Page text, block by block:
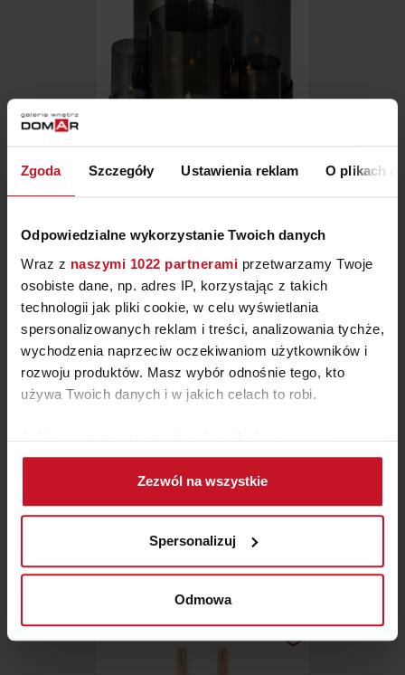
Zgoda Szczegóły Ustawienia reklam O plikach
Odpowiedzialne wykorzystanie Twoich danych
Wraz z naszymi 1022 partnerami przetwarzamy Twoje
osobiste dane, np. adres IP, korzystając z takich
technologii jak pliki cookie, w celu wyświetlania
spersonalizowanych reklam i treści, analizowania tychże,
wychodzenia naprzeciw oczekiwaniom użytkowników i
rozwoju produktów. Masz wybór odnośnie tego, kto
używa Twoich danych i w jakich celach to robi.
Jeśli wyrazisz na to zgodę, chcielibyśmy również:
Gromadzić dane dotyczące Twojej lokalizacji
geograficznej z dokładnością nawet do kilku metrów
Identyfikować Twoje urządzenie, aktywnie
(fingerprinting, czyli wirtualny odcisk palca)
Dowiedz się więcej odnośnie tego, jak Twoje osobiste
dane są przetwarzane oraz ustaw własne preferencje w
zmienić lub wycofać swoją zgodę w dowolnej chwili.
Zezwól na wszystkie
Spersonalizuj
Odmowa
ZAPYTAJ O CENĘ W SALONIE
ZAPYTAJ O CENĘ W SALONIE